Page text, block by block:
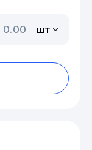
шт